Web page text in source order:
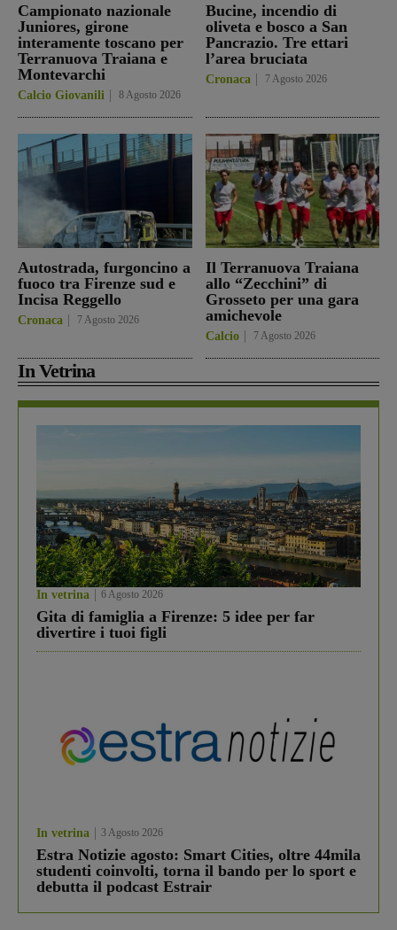
Campionato nazionale
Juniores, girone
interamente toscano per
Terranuova Traiana e
Montevarchi
Calcio Giovanili 8 Agosto 2026
Bucine, incendio di
oliveta e bosco a San
Pancrazio. Tre ettari
l’area bruciata
Cronaca 7 Agosto 2026
Autostrada, furgoncino a
fuoco tra Firenze sud e
Incisa Reggello
Cronaca 7 Agosto 2026
Il Terranuova Traiana
allo “Zecchini” di
Grosseto per una gara
amichevole
Calcio 7 Agosto 2026
In Vetrina
In vetrina 6 Agosto 2026
Gita di famiglia a Firenze: 5 idee per far
divertire i tuoi figli
In vetrina 3 Agosto 2026
Estra Notizie agosto: Smart Cities, oltre 44mila
studenti coinvolti, torna il bando per lo sport e
debutta il podcast Estrair